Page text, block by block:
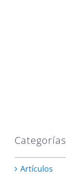
Categorías
Artículos